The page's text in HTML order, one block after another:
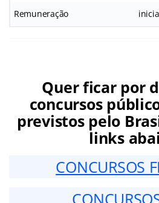
Remuneração
Quer ficar por
concursos
previstos pelo
links
CONCURSOS